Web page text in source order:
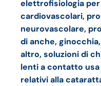
elettrofisiologia
cardiovascolari,
neurovascolare,
di anche,
altro, soluzioni di
lenti a contatto
relativi alla